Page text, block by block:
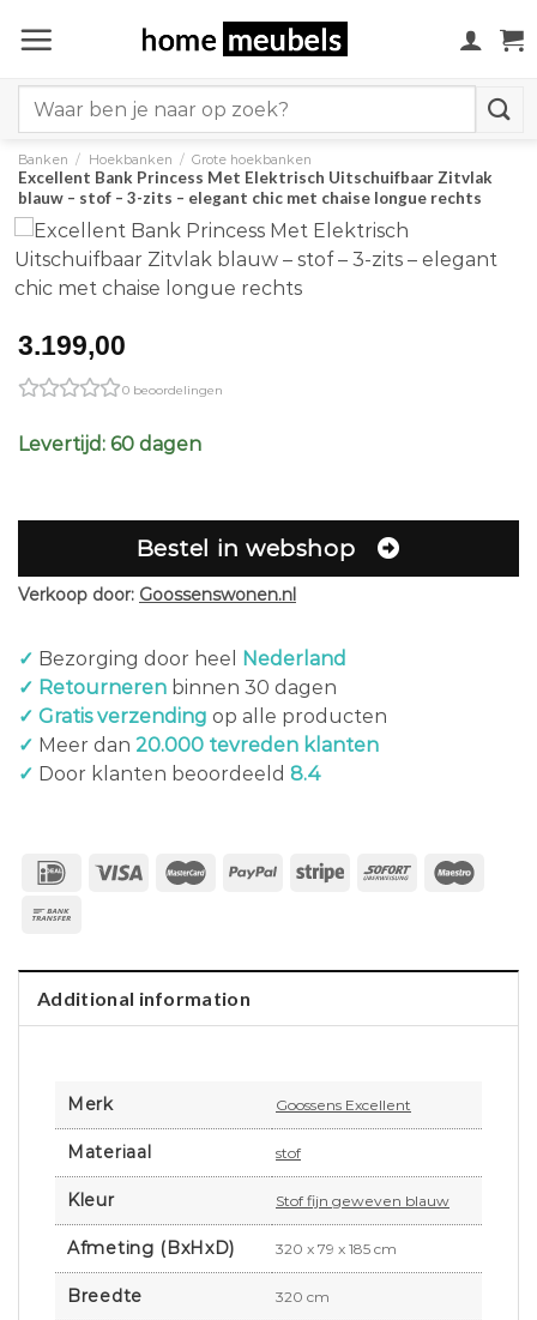
naar
for:
Banken / Hoekbanken / Grote hoekbanken
Excellent Bank Princess Met Elektrisch Uitschuifbaar Zitvlak
blauw – stof – 3-zits – elegant chic met chaise longue rechts
3.199,00
0 beoordelingen
Levertijd: 60 dagen
Bestel in webshop
Verkoop door: Goossenswonen.nl
✓ Bezorging door heel
Nederland
✓ Retourneren binnen 30 dagen
✓ Gratis verzending op alle producten
✓ Meer dan 20.000 tevreden klanten
✓ Door klanten beoordeeld 8.4
Additional information
Merk Goossens Excellent
Materiaal stof
Kleur Stof fijn geweven blauw
Afmeting (BxHxD) 320 x 79 x 185 cm
Breedte 320 cm